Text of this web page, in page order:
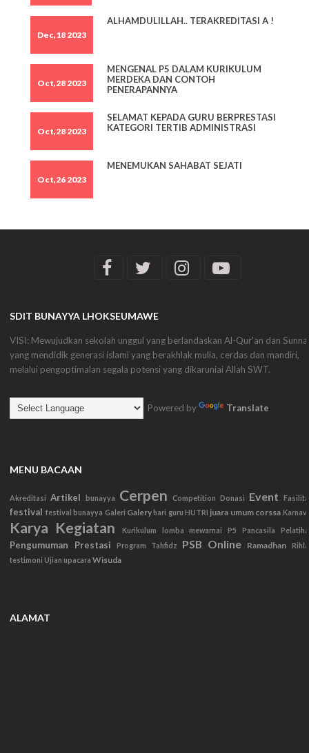
Dec,18 2023
ALHAMDULILLAH.. TERAKREDITASI A !
Oct,28 2023
MENGENAL P5 DALAM KURIKULUM
MERDEKA DAN CONTOH
PENERAPANNYA
Oct,28 2023
SELAMAT KEPADA GURU BERPRESTASI
KATEGORI TERTIB ADMINISTRASI
Oct,26 2023
MENEMUKAN SAHABAT SEJATI
SDIT BUNAYYA LHOKSEUMAWE
VISI: Mewujudkan sekolah unggul yang berlandaskan Al-Qur'an dan
yang mendidik generasi islami yang berakhlak mulia, cerdas dan mandiri,
melalui pengoptimalan segala potensi yang dikaruniai Allah SWT.
Powered by Translate
MENU BACAAN
Akreditasi Artikel bunayya Cerpen Competition Donasi Event
festival festival bunayya Galeri Galeryhari guru HUTRI juara umum corssa
Karya Kegiatan Kurikulum lomba mewarnai P5 Pancasila
Pengumuman Prestasi Program Tahfidz PSB Online Ramadhan
testimoni Ujian upacara Wisuda
ALAMAT